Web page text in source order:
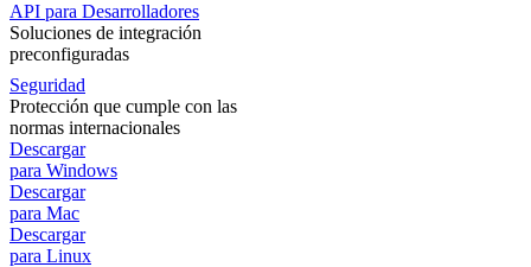
API para Desarrolladores
Soluciones de integración
preconfiguradas
Seguridad
Protección que cumple con las
normas internacionales
Descargar
para Windows
Descargar
para Mac
Descargar
para Linux